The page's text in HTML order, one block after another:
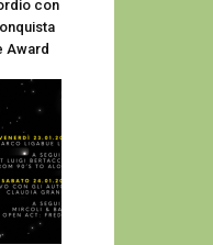
con
Award